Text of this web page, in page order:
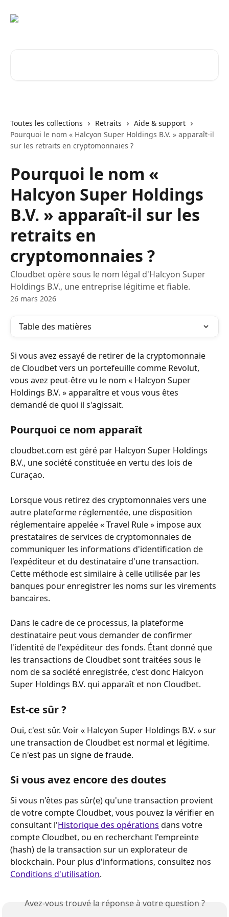
Toutes les collections Retraits
Aide & support
Pourquoi le nom « Halcyon Super Holdings B.V. » apparaît-il
sur les retraits en cryptomonnaies ?
Pourquoi le nom «
Halcyon Super Holdings
B.V. » apparaît-il sur les
retraits en
cryptomonnaies ?
Cloudbet opère sous le nom légal d'Halcyon Super
Holdings B.V., une entreprise légitime et fiable.
26 mars 2026
Table des matières
Si vous avez essayé de retirer de la cryptomonnaie
de Cloudbet vers un portefeuille comme Revolut,
vous avez peut-être vu le nom « Halcyon Super
Holdings B.V. » apparaître et vous vous êtes
demandé de quoi il s'agissait.
Pourquoi ce nom apparaît
cloudbet.com est géré par Halcyon Super Holdings
B.V., une société constituée en vertu des lois de
Curaçao.
Lorsque vous retirez des cryptomonnaies vers une
autre plateforme réglementée, une disposition
réglementaire appelée « Travel Rule » impose aux
prestataires de services de cryptomonnaies de
communiquer les informations d'identification de
l'expéditeur et du destinataire d'une transaction.
Cette méthode est similaire à celle utilisée par les
banques pour enregistrer les noms sur les virements
bancaires.
Dans le cadre de ce processus, la plateforme
destinataire peut vous demander de confirmer
l'identité de l'expéditeur des fonds. Étant donné que
les transactions de Cloudbet sont traitées sous le
nom de sa société enregistrée, c'est donc Halcyon
Super Holdings B.V. qui apparaît et non Cloudbet.
Est-ce sûr ?
Oui, c'est sûr. Voir « Halcyon Super Holdings B.V. » sur
une transaction de Cloudbet est normal et légitime.
Ce n'est pas un signe de fraude.
Si vous avez encore des doutes
Si vous n'êtes pas sûr(e) qu'une transaction provient
de votre compte Cloudbet, vous pouvez la vérifier en
consultant l'Historique des opérations dans votre
compte Cloudbet, ou en recherchant l'empreinte
(hash) de la transaction sur un explorateur de
blockchain. Pour plus d'informations, consultez nos
Conditions d'utilisation.
Avez-vous trouvé la réponse à votre question ?